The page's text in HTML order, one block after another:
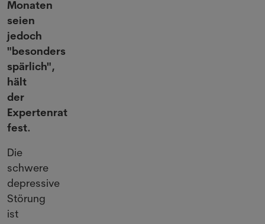
Monaten
seien
jedoch
"besonders
spärlich",
hält
der
Expertenrat
fest.
Die
schwere
depressive
Störung
ist